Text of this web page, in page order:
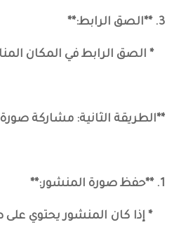
3. **الصق الرابط:**
* الصق الرابط في المكان
**الطريقة الثانية: مشاركة
1. **حفظ صورة المنشور:**
* إذا كان المنشور يحتوي